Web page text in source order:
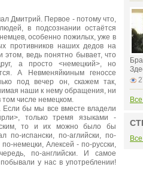
Дмитрий. Первое - потому что,
в подсознании остаётся
особенно пожилых, уже в
противников наших дедов на
этом, ведь понятно бывает, что
а просто <немецкий>, но
А Невменяйкиным геноссе
под вечер он, скажем так,
наши к нему обращения, ни
том числе немецком.
Если бы мы все вместе владели
только тремя языками -
то и их можно было бы
по-испански, по-аглийски, по-
немецки, Алексей - по-русски,
по-английски. И самое
у нас в употреблении!